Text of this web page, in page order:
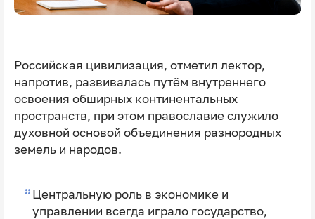
Российская цивилизация, отметил лектор,
напротив, развивалась путём внутреннего
освоения обширных континентальных
пространств, при этом православие служило
духовной основой объединения разнородных
земель и народов.
Центральную роль в экономике и
управлении всегда играло государство,